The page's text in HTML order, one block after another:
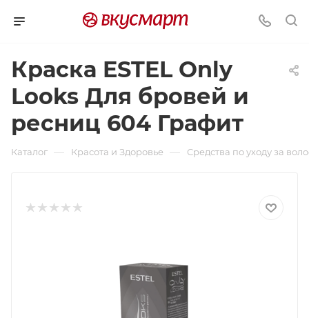
Краска ESTEL Only
Looks Для бровей и
ресниц 604 Графит
Каталог — Красота и Здоровье — Средства по уходу за